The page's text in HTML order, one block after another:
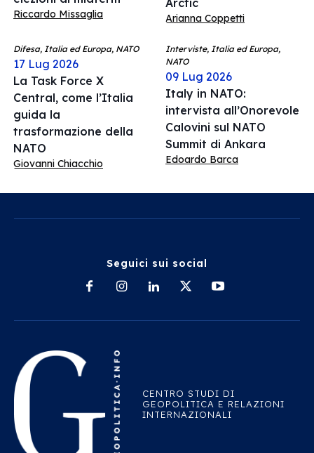
Riccardo Missaglia
Arctic
Arianna Coppetti
Difesa, Italia ed Europa, NATO
17 Lug 2026
La Task Force X
Central, come l’Italia
guida la
trasformazione della
NATO
Giovanni Chiacchio
Interviste, Italia ed Europa,
NATO
09 Lug 2026
Italy in NATO:
intervista all’Onorevole
Calovini sul NATO
Summit di Ankara
Edoardo Barca
Seguici sui social
CENTRO STUDI DI
GEOPOLITICA E RELAZIONI
INTERNAZIONALI